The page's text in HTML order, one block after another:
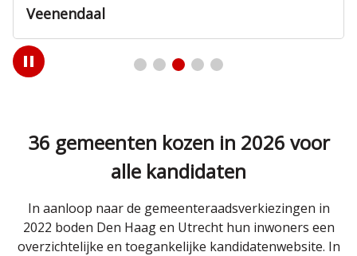
Veenendaal
Play
/
36 gemeenten kozen in 2026 voor
alle kandidaten
In aanloop naar de gemeenteraadsverkiezingen in
2022 boden Den Haag en Utrecht hun inwoners een
overzichtelijke en toegankelijke kandidatenwebsite. In